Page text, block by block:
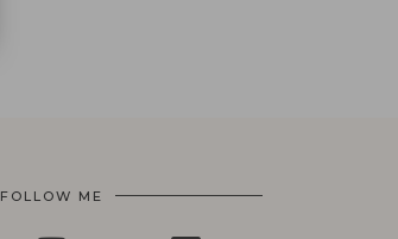
FOLLOW ME